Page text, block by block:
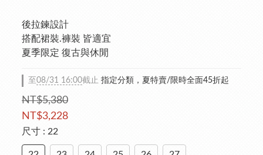
後拉鍊設計
搭配裙裝.褲裝 皆適宜
夏季限定 復古與休閒
至08/31 16:00截止 指定分類，夏特賣/限時全面45折起
NT$5,380
NT$3,228
尺寸 : 22